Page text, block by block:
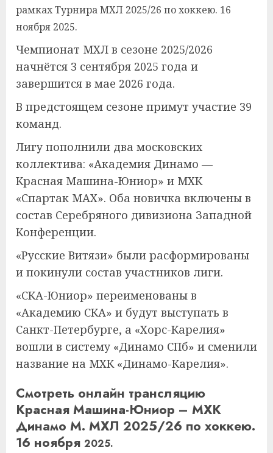
рамках ТурнираМХЛ 2025/26 по хоккею. 16
ноября 2025.
Чемпионат МХЛ в сезоне 2025/2026
начнётся 3 сентября 2025 года и
завершится в мае 2026 года.
В предстоящем сезоне примут участие 39
команд.
Лигу пополнили два московских
коллектива: «Академия Динамо —
Красная Машина-Юниор» и МХК
«Спартак МАХ». Оба новичка включены в
состав Серебряного дивизиона Западной
Конференции.
«Русские Витязи» были расформированы
и покинули состав участников лиги.
«СКА-Юниор» переименованы в
«Академию СКА» и будут выступать в
Санкт-Петербурге, а «Хорс-Карелия»
вошли в систему «Динамо СПб» и сменили
название на МХК «Динамо-Карелия».
Смотреть онлайн трансляцию
Красная Машина-Юниор – МХК
Динамо М. МХЛ 2025/26 по хоккею.
16 ноября 2025.